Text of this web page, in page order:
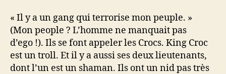
« Il y a un gang qui terrorise mon peuple. »
(Mon people ? L’homme ne manquait pas
d’ego !). Ils se font appeler les Crocs. King Croc
est un troll. Et il y a aussi ses deux lieutenants,
dont l’un est un shaman. Ils ont un nid pas très